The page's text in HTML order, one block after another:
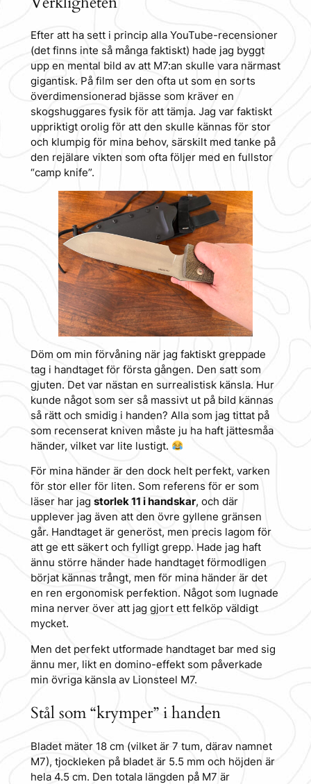
Efter att ha sett i princip alla YouTube-recensioner
(det finns inte så många faktiskt) hade jag byggt
upp en mental bild av att M7:an skulle vara närmast
gigantisk. På film ser den ofta ut som en sorts
överdimensionerad bjässe som kräver en
skogshuggares fysik för att tämja. Jag var faktiskt
uppriktigt orolig för att den skulle kännas förstor
och klumpig för mina behov, särskilt med tanke på
den rejälare vikten som ofta följer med en fullstor
“camp knife”.
Döm om min förvåning när jag faktiskt greppade
tag i handtaget för första gången. Den satt som
gjuten. Det var nästan en surrealistisk känsla. Hur
kunde något som ser så massivt ut på bild kännas
så rätt och smidig i handen? Alla som jag tittat på
som recenserat kniven måste ju ha haft jättesmåa
händer, vilket var lite lustigt.
För mina händer är den dock helt perfekt, varken
för stor eller för liten. Som referens för er som
läser har jag storlek 11 i handskar, och där
upplever jag även att den övre gyllene gränsen
går. Handtaget är generöst, men precis lagom för
att ge ett säkert och fylligt grepp. Hade jag haft
ännu större händer hade handtaget förmodligen
börjat kännas trångt, men för mina händer är det
en ren ergonomisk perfektion. Något som lugnade
mina nerver över att jag gjort ett felköp väldigt
mycket.
Men det perfekt utformade handtaget bar med sig
ännu mer, likt en domino-effekt som påverkade
min övriga känsla av Lionsteel M7.
Stål som “krymper” i handen
Bladet mäter 18 cm (vilket är 7 tum, därav namnet
M7), tjockleken på bladet är 5.5 mm och höjden är
hela 4.5 cm. Den totala längden på M7 är